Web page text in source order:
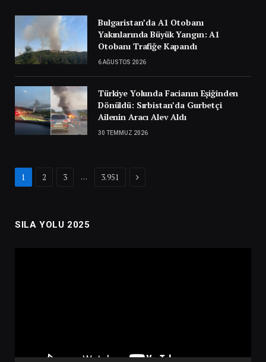
Bulgaristan’da A1 Otobanı
Yakınlarında Büyük Yangın: A1
Otobanı Trafiğe Kapandı
6 AĞUSTOS 2026
Türkiye Yolunda Facianın Eşiğinden
Dönüldü: Sırbistan’da Gurbetçi
Ailenin Aracı Alev Aldı
30 TEMMUZ 2026
1 2 3 … 3.951 Next
SILA YOLU 2025